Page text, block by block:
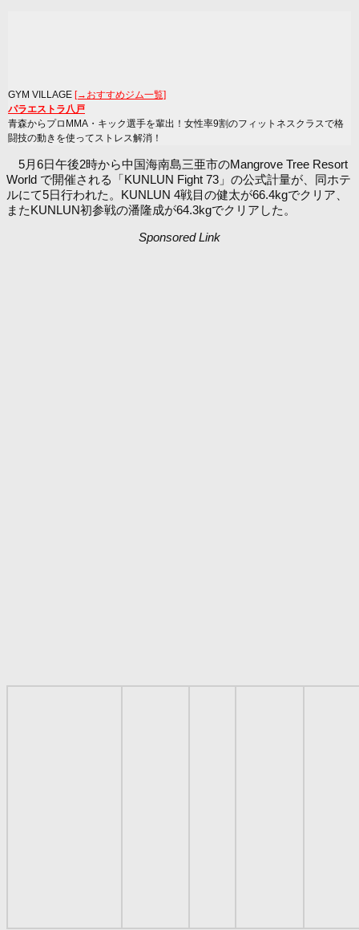
GYM VILLAGE [→おすすめジム一覧]
パラエストラ八戸
青森からプロMMA・キック選手を輩出！女性率9割のフィットネスクラスで格
闘技の動きを使ってストレス解消！
5月6日午後2時から中国海南島三亜市のMangrove Tree Resort
World で開催される「KUNLUN Fight 73」の公式計量が、同ホテ
ルにて5日行われた。KUNLUN 4戦目の健太が66.4kgでクリア、
またKUNLUN初参戦の潘隆成が64.3kgでクリアした。
Sponsored Link